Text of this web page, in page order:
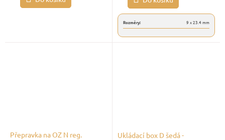
Rozměry: 9 x 23.4 mm
Přepravka na OZ N reg.
Ukládací box D šedá -